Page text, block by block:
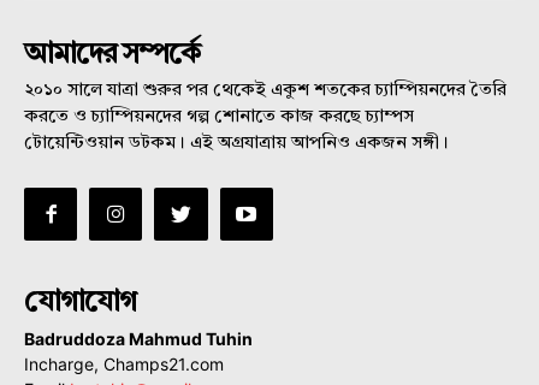
আমাদের সম্পর্কে
২০১০ সালে যাত্রা শুরুর পর থেকেই একুশ শতকের চ্যাম্পিয়নদের তৈরি
করতে ও চ্যাম্পিয়নদের গল্প শোনাতে কাজ করছে চ্যাম্পস
টোয়েন্টিওয়ান ডটকম। এই অগ্রযাত্রায় আপনিও একজন সঙ্গী।
যোগাযোগ
Badruddoza Mahmud Tuhin
Incharge, Champs21.com